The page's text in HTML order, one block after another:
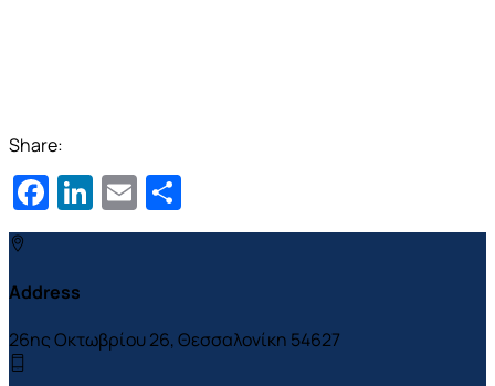
Share:
Facebook
LinkedIn
Email
Address
26ης Οκτωβρίου 26, Θεσσαλονίκη 54627